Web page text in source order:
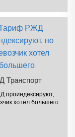
Транспорт
проиндексируют,
хотел большего